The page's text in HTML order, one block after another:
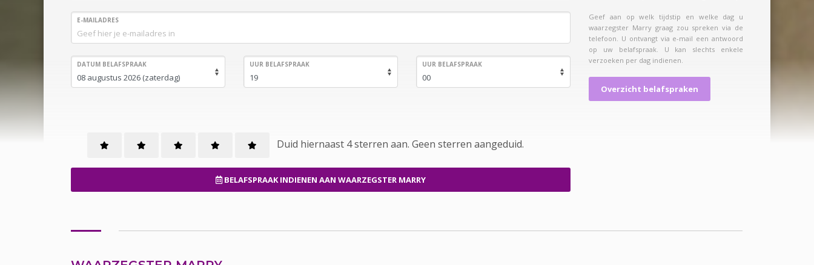
E-MAILADRES
DATUM BELAFSPRAAK UUR BELAFSPRAAK UUR BELAFSPRAAK
Duid hiernaast 4 sterren aan. Geen sterren aangeduid.
BELAFSPRAAK INDIENEN AAN WAARZEGSTER MARRY
Geef aan op welk tijdstip en welke dag u
waarzegster Marry graag zou spreken via de
telefoon. U ontvangt via e-mail een antwoord
op uw belafspraak. U kan slechts enkele
verzoeken per dag indienen.
Overzicht belafspraken